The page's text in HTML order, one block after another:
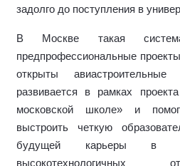
задолго до поступления в
В Москве такая
предпрофессиональные
открыты
развивается в рамках
московской школе» и
выстроить четкую
будущей карьеры в
высокотехнологичных